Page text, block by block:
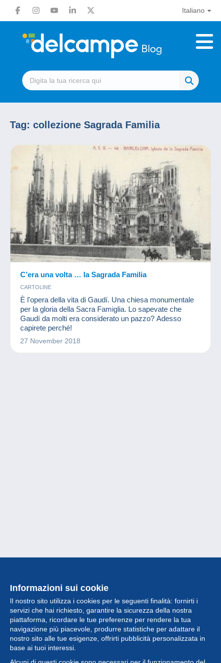
Italiano
Tag: collezione Sagrada Familia
C’era una volta … la Sagrada Familia
CARTOLINE
È l'opera della vita di Gaudí. Una chiesa monumentale
per la gloria della Sacra Famiglia. Lo sapevate che
Gaudí da molti era considerato un pazzo? Adesso
capirete perché!
27 November 2018
Informazioni sui cookie
Il nostro sito utilizza i cookies per le seguenti finalità: fornirti i
servizi che hai richiesto, garantire la sicurezza della nostra
piattaforma, ricordare le tue preferenze per rendere la tua
navigazione più piacevole, produrre statistiche per adattare il
nostro sito alle tue esigenze, offrirti pubblicità personalizzata in
base ai tuoi interessi.
Collezione